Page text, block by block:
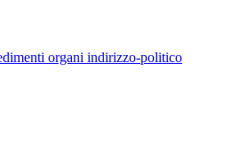
organi indirizzo-politico